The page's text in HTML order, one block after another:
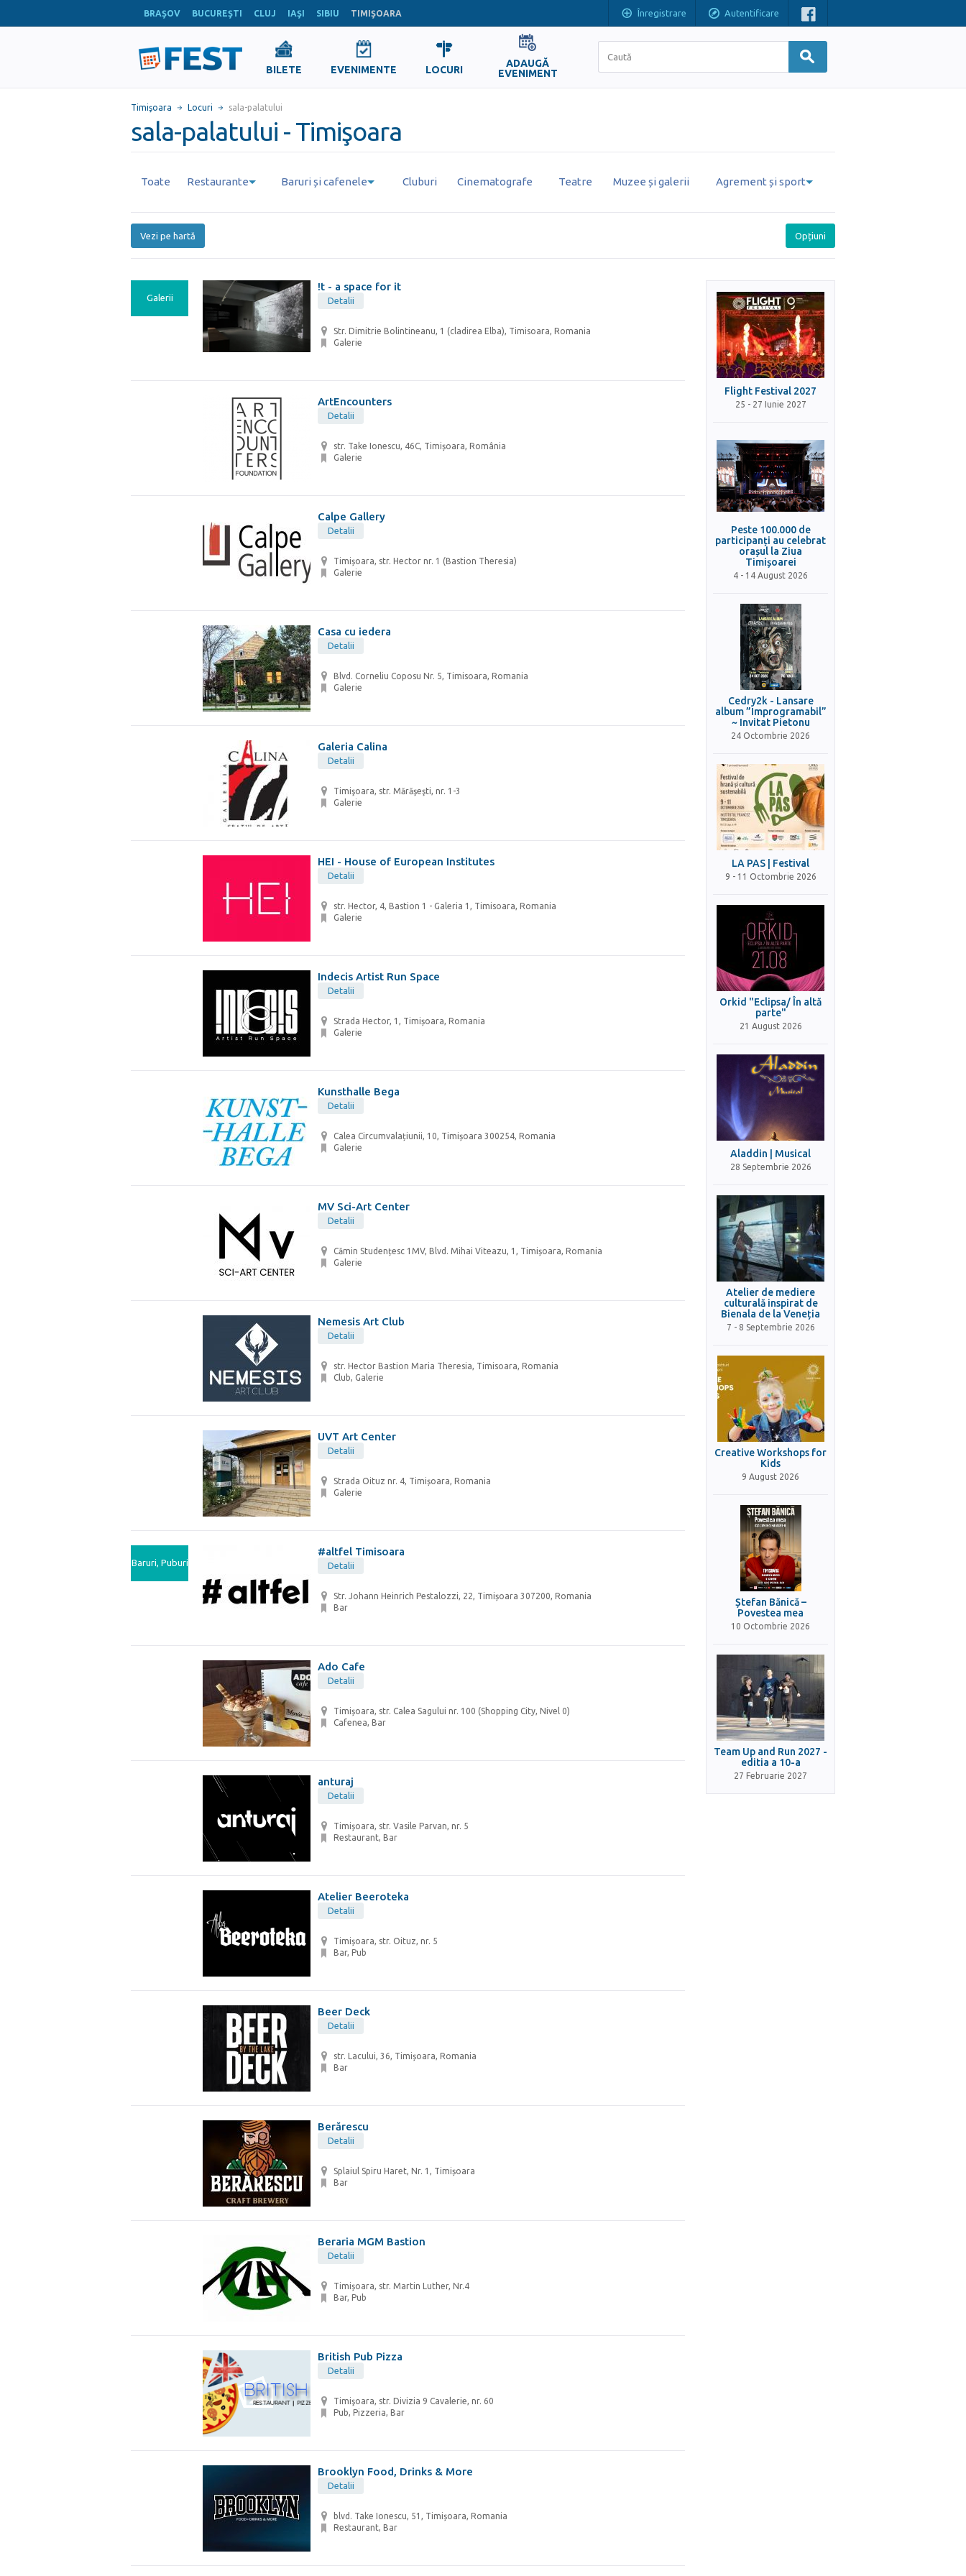
BRAŞOV BUCUREŞTI CLUJ IAŞI SIBIU TIMIŞOARA Înregistrare Autentificare
BILETE EVENIMENTE LOCURI
ADAUGĂ
EVENIMENT
Timişoara Locuri sala-palatului
sala-palatului - Timişoara
Toate Restaurante Baruri și cafenele Cluburi Cinematografe Teatre Muzee și galerii Agrement și sport
Vezi pe hartă Opțiuni
Galerii
!t - a space for it
Detalii
Str. Dimitrie Bolintineanu, 1 (cladirea Elba), Timisoara, Romania
Galerie
ArtEncounters
Detalii
str. Take Ionescu, 46C, Timișoara, România
Galerie
Calpe Gallery
Detalii
Timișoara, str. Hector nr. 1 (Bastion Theresia)
Galerie
Casa cu iedera
Detalii
Blvd. Corneliu Coposu Nr. 5, Timisoara, Romania
Galerie
Galeria Calina
Detalii
Timişoara, str. Mărăşeşti, nr. 1-3
Galerie
HEI - House of European Institutes
Detalii
str. Hector, 4, Bastion 1 - Galeria 1, Timisoara, Romania
Galerie
Indecis Artist Run Space
Detalii
Strada Hector, 1, Timișoara, Romania
Galerie
Kunsthalle Bega
Detalii
Calea Circumvalațiunii, 10, Timișoara 300254, Romania
Galerie
MV Sci-Art Center
Detalii
Cămin Studențesc 1MV, Blvd. Mihai Viteazu, 1, Timișoara, Romania
Galerie
Nemesis Art Club
Detalii
str. Hector Bastion Maria Theresia, Timisoara, Romania
Club, Galerie
UVT Art Center
Detalii
Strada Oituz nr. 4, Timișoara, Romania
Galerie
Baruri, Puburi
#altfel Timisoara
Detalii
Str. Johann Heinrich Pestalozzi, 22, Timișoara 307200, Romania
Bar
Ado Cafe
Detalii
Timișoara, str. Calea Sagului nr. 100 (Shopping City, Nivel 0)
Cafenea, Bar
anturaj
Detalii
Timișoara, str. Vasile Parvan, nr. 5
Restaurant, Bar
Atelier Beeroteka
Detalii
Timișoara, str. Oituz, nr. 5
Bar, Pub
Beer Deck
Detalii
str. Lacului, 36, Timișoara, Romania
Bar
Berărescu
Detalii
Splaiul Spiru Haret, Nr. 1, Timișoara
Bar
Beraria MGM Bastion
Detalii
Timișoara, str. Martin Luther, Nr.4
Bar, Pub
British Pub Pizza
Detalii
Timişoara, str. Divizia 9 Cavalerie, nr. 60
Pub, Pizzeria, Bar
Brooklyn Food, Drinks & More
Detalii
blvd. Take Ionescu, 51, Timișoara, Romania
Restaurant, Bar
Flight Festival 2027
25 - 27 Iunie 2027
Peste 100.000 de
participanți au celebrat
orașul la Ziua
Timișoarei
4 - 14 August 2026
Cedry2k - Lansare
album ”Improgramabil”
~ Invitat Pietonu
24 Octombrie 2026
LA PAS | Festival
9 - 11 Octombrie 2026
Orkid "Eclipsa/ În altă
parte"
21 August 2026
Aladdin | Musical
28 Septembrie 2026
Atelier de mediere
culturală inspirat de
Bienala de la Veneția
7 - 8 Septembrie 2026
Creative Workshops for
Kids
9 August 2026
Ștefan Bănică –
Povestea mea
10 Octombrie 2026
Team Up and Run 2027 -
editia a 10-a
27 Februarie 2027